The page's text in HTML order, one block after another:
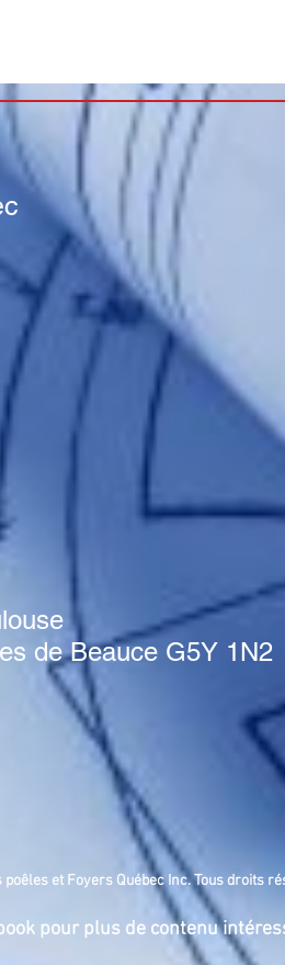
de Beauce G5Y 1N2
et Foyers Québec Inc. Tous droits
pour plus de contenu